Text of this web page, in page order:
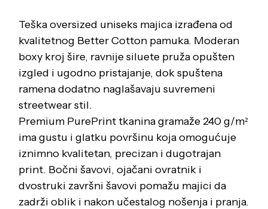
Teška oversized uniseks majica izrađena od
kvalitetnog Better Cotton pamuka. Moderan
boxy kroj šire, ravnije siluete pruža opušten
izgled i ugodno pristajanje, dok spuštena
ramena dodatno naglašavaju suvremeni
streetwear stil.
Premium PurePrint tkanina gramaže 240 g/m²
ima gustu i glatku površinu koja omogućuje
iznimno kvalitetan, precizan i dugotrajan
print. Bočni šavovi, ojačani ovratnik i
dvostruki završni šavovi pomažu majici da
zadrži oblik i nakon učestalog nošenja i pranja.